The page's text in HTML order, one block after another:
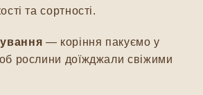
та сортності.
— коріння пакуємо у
рослини доїжджали свіжими